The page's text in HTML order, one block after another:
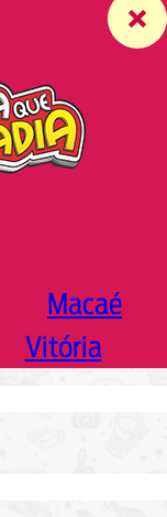
Macaé
Vitória